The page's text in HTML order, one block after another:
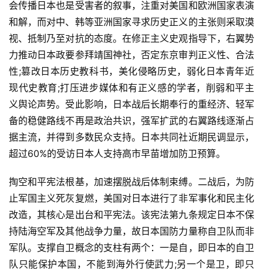
会传播日本也是受害者的叙事，注重对美国和欧洲国家表演
和解，而对中、韩等亚洲国家寻求历史正义的主张则采取漠
视、抵制乃至对抗的态度。在修正主义史观指导下，右翼势
力推动日本政要参拜靖国神社，否定东京审判正义性、合法
性;篡改日本历史教科书，美化侵略历史，弱化日本青年近
现代史教育;打压进步媒体和有正义感的学者，削弱和平主
义舆论声势。受此影响，日本战后长期奉行的重经济、轻军
备的稳健路线不再是政治共识，强军扩武的右翼路线逐渐占
据主流，并得到多数民众支持。日本共同社近期民调显示，
超过60%的受访日本人支持高市早苗增加防卫预算。
掏空和平宪法根基，加速摆脱战后体制束缚。二战后，为防
止军国主义死灰复燃，美国对日本进行了非军事化和民主化
改造，其核心是出台和平宪法。该宪法第九条规定日本不保
持陆海空军及其他战争力量，故日本国防力量称自卫队而非
军队。支撑自卫概念的支柱有两个：一是自，即日本的自卫
队只能保护本国，不能到海外行使武力;另一个是卫，即只